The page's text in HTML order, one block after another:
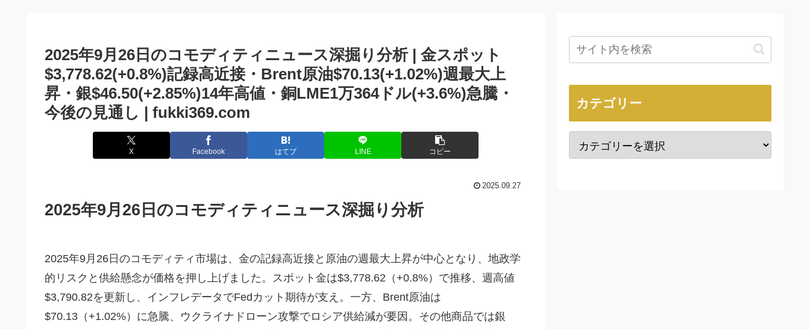
2025年9月26日のコモディティニュース深掘り分析 | 金スポット
$3,778.62(+0.8%)記録高近接・Brent原油$70.13(+1.02%)週最大上
昇・銀$46.50(+2.85%)14年高値・銅LME1万364ドル(+3.6%)急騰・
今後の見通し | fukki369.com
X Facebook はてブ LINE コピー
2025.09.27
2025年9月26日のコモディティニュース深掘り分析
2025年9月26日のコモディティ市場は、金の記録高近接と原油の週最大上昇が中心となり、地政学
的リスクと供給懸念が価格を押し上げました。スポット金は$3,778.62（+0.8%）で推移、週高値
$3,790.82を更新し、インフレデータでFedカット期待が支え。一方、Brent原油は
$70.13（+1.02%）に急騰、ウクライナドローン攻撃でロシア供給減が要因。その他商品では銀
カテゴリー